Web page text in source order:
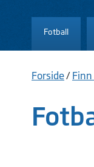
Fotball
Forside/